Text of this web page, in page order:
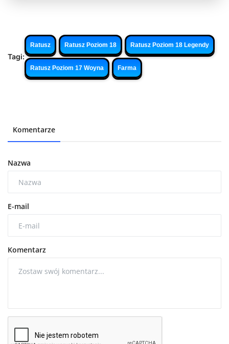
Tagi:
Ratusz Ratusz Poziom 18 Ratusz Poziom 18 Legendy
Ratusz Poziom 17 Woyna Farma
Komentarze
Nazwa
E-mail
Komentarz